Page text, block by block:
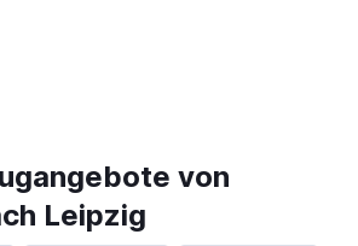
von
Leipzig